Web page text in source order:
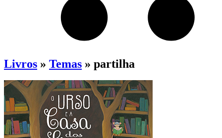
Livros » Temas » partilha